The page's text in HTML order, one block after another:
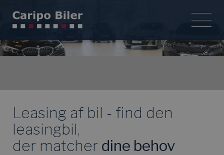
Leasing af bil - find den
leasingbil,
der matcher dine behov